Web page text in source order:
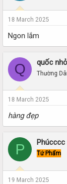
18 March 2025
Ngon lắm
Q quốc
Thường
18 March 2025
hàng đẹp
P Phúcccc
Tứ Phẩm
19 March 2025